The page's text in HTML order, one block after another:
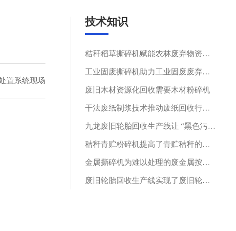
置系统现场
技术知识
秸秆稻草撕碎机赋能农林废弃物资源化循环利用
工业固废撕碎机助力工业固废废弃物循环再生
废旧木材资源化回收需要木材粉碎机
干法废纸制浆技术推动废纸回收行业绿色发展
九龙废旧轮胎回收生产线让 “黑色污染” 变身再生资源
秸秆青贮粉碎机提高了青贮秸秆的利用率
金属撕碎机为难以处理的废金属按下加速键
废旧轮胎回收生产线实现了废旧轮胎的再利用